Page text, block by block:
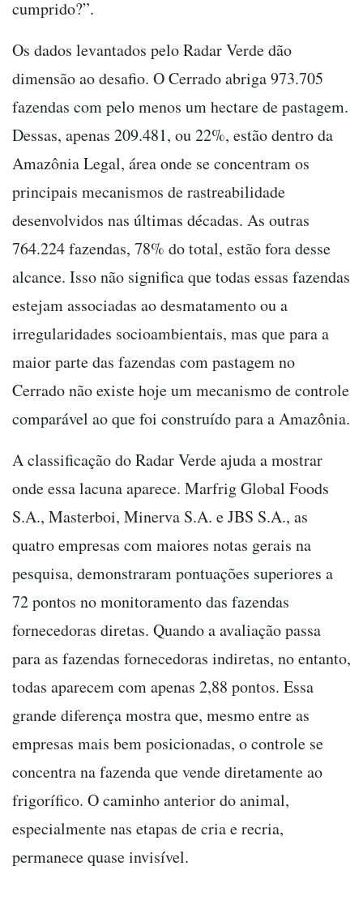
cumprido?”.
Os dados levantados pelo Radar Verde dão
dimensão ao desafio. O Cerrado abriga 973.705
fazendas com pelo menos um hectare de pastagem.
Dessas, apenas 209.481, ou 22%, estão dentro da
Amazônia Legal, área onde se concentram os
principais mecanismos de rastreabilidade
desenvolvidos nas últimas décadas. As outras
764.224 fazendas, 78% do total, estão fora desse
alcance. Isso não significa que todas essas fazendas
estejam associadas ao desmatamento ou a
irregularidades socioambientais, mas que para a
maior parte das fazendas com pastagem no
Cerrado não existe hoje um mecanismo de controle
comparável ao que foi construído para a Amazônia.
A classificação do Radar Verde ajuda a mostrar
onde essa lacuna aparece. Marfrig Global Foods
S.A., Masterboi, Minerva S.A. e JBS S.A., as
quatro empresas com maiores notas gerais na
pesquisa, demonstraram pontuações superiores a
72 pontos no monitoramento das fazendas
fornecedoras diretas. Quando a avaliação passa
para as fazendas fornecedoras indiretas, no entanto,
todas aparecem com apenas 2,88 pontos. Essa
grande diferença mostra que, mesmo entre as
empresas mais bem posicionadas, o controle se
concentra na fazenda que vende diretamente ao
frigorífico. O caminho anterior do animal,
especialmente nas etapas de cria e recria,
permanece quase invisível.